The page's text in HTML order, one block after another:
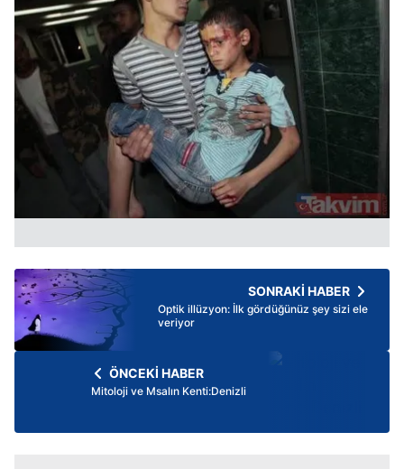
SONRAKİ HABER
Optik illüzyon: İlk gördüğünüz şey sizi ele
veriyor
ÖNCEKİ HABER
Mitoloji ve Msalın Kenti:Denizli